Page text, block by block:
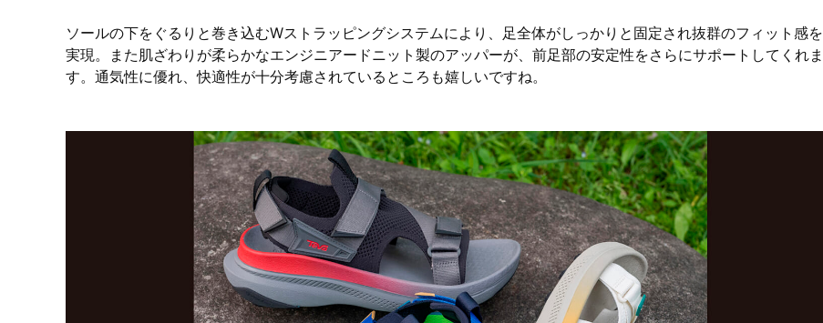
ソールの下をぐるりと巻き込むWストラッピングシステムにより、足全体がしっかりと固定され抜群のフィット感を
実現。また肌ざわりが柔らかなエンジニアードニット製のアッパーが、前足部の安定性をさらにサポートしてくれま
す。通気性に優れ、快適性が十分考慮されているところも嬉しいですね。